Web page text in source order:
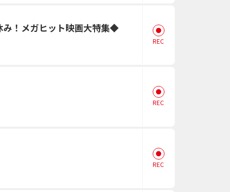
！メガヒット映画大特集◆
REC
REC
REC